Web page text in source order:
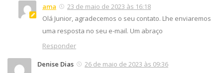
ama
23 de maio de 2023 às 16:18
Olá Junior, agradecemos o seu contato. Lhe enviaremos
uma resposta no seu e-mail. Um abraço
Responder
Denise Dias
26 de maio de 2023 às 09:36